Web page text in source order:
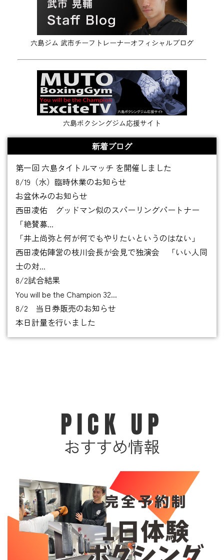
六島ジム 武市チーフトレーナーオフィシャルブログ
六島ボクシングジム応援サイト
新着ブログ
第一回 六島タイトルマッチ を開催しました
8/19（水）臨時休業のお知らせ
お盆休みのお知らせ
西田凌佑 グッドマン似のスパーリングパートナー
「絶賛募...
「井上尚弥と何が何でもやりたいというのはない」
西田凌佑陣営の枝川会長が会見で独演会 「いい人同
士の対...
8/2試合結果
You will be the Champion 32...
8/2 当日券販売のお知らせ
本日計量を行いました
PICK UP
おすすめ情報